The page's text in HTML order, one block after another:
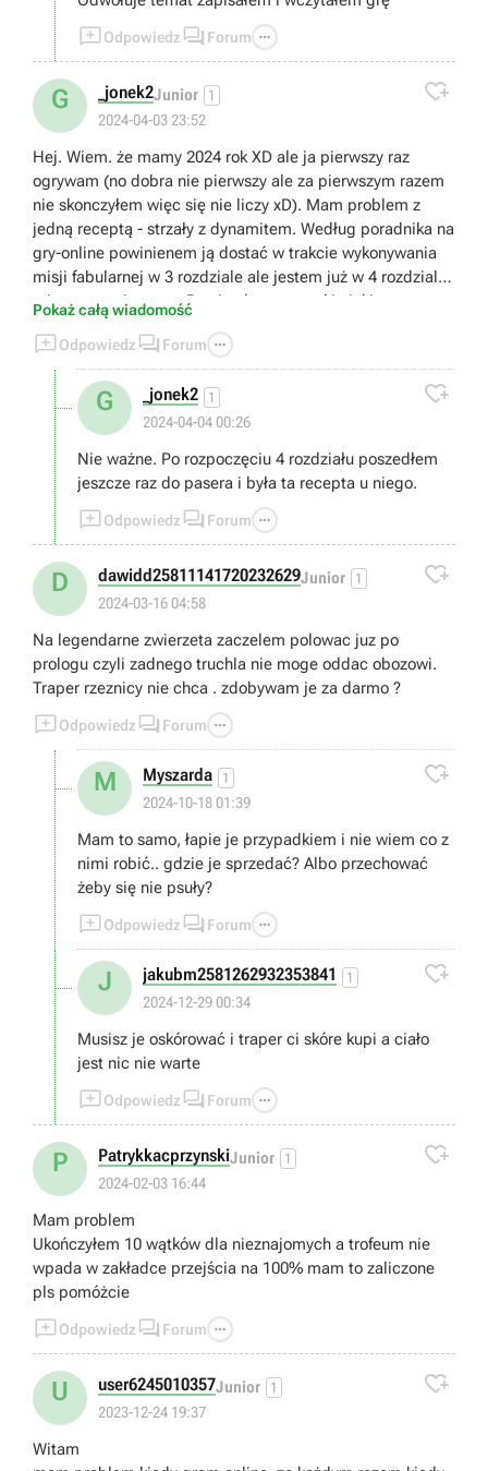
Odpowiedz  Forum 
G _jonek2Junior 1
2024-04-03 23:52

Hej. Wiem. że mamy 2024 rok XD ale ja pierwszy raz
ogrywam (no dobra nie pierwszy ale za pierwszym razem
nie skonczyłem więc się nie liczy xD). Mam problem z
jedną receptą - strzały z dynamitem. Według poradnika na
gry-online powinienem ją dostać w trakcie wykonywania
misji fabularnej w 3 rozdziale ale jestem już w 4 rozdziale i
tej recepty nie mam. Przejrzałem wszystkie jakie mam w
ma do kupienia.
Pokaż całą wiadomość
Odpowiedz  Forum 
G _jonek2 1
2024-04-04 00:26

Nie ważne. Po rozpoczęciu 4 rozdziału poszedłem
jeszcze raz do pasera i była ta recepta u niego.
Odpowiedz  Forum 
D dawidd25811141720232629Junior 1
2024-03-16 04:58

Na legendarne zwierzeta zaczelem polowac juz po
prologu czyli zadnego truchla nie moge oddac obozowi.
Traper rzeznicy nie chca . zdobywam je za darmo ?
Odpowiedz  Forum 
M Myszarda 1
2024-10-18 01:39

Mam to samo, łapie je przypadkiem i nie wiem co z
nimi robić.. gdzie je sprzedać? Albo przechować
żeby się nie psuły?
Odpowiedz  Forum 
J jakubm2581262932353841 1
2024-12-29 00:34

Musisz je oskórować i traper ci skóre kupi a ciało
jest nic nie warte
Odpowiedz  Forum 
P PatrykkacprzynskiJunior 1
2024-02-03 16:44

Mam problem
Ukończyłem 10 wątków dla nieznajomych a trofeum nie
wpada w zakładce przejścia na 100% mam to zaliczone
pls pomóżcie
Odpowiedz  Forum 
U user6245010357Junior 1
2023-12-24 19:37

Witam